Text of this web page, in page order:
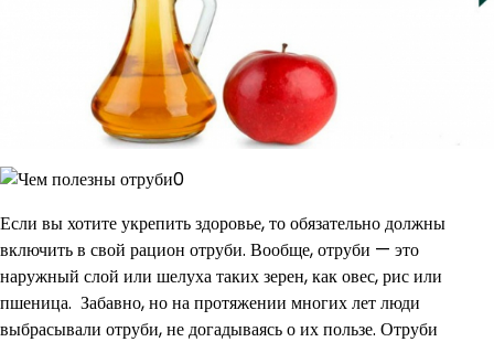
Если вы хотите укрепить здоровье, то обязательно должны
включить в свой рацион отруби. Вообще, отруби — это
наружный слой или шелуха таких зерен, как овес, рис или
пшеница. Забавно, но на протяжении многих лет люди
выбрасывали отруби, не догадываясь о их пользе. Отруби